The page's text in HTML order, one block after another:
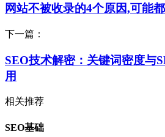
网站不被收录的4个原因,可能
下一篇：
SEO技术解密：关键词密度与
用
相关推荐
SEO基础